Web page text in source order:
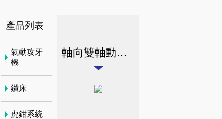
軸向雙軸動力刀座(外部出水)
產品列表
氣動攻牙
機
鑽床
虎鉗系統